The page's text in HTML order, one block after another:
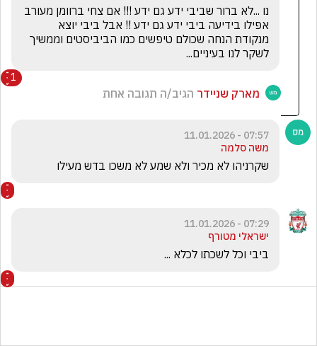
לשקר לנו בעיניים...
1
מארק שניידר הגיב/ה תגובה אחת
07:57 - 11.01.2026
משה סלמה
שקרניהו לא מכיר ולא שמע לא משכו בדש מעילו
07:29 - 11.01.2026
ישראלי מטורף
ביבי וכל לשכתו לכלא ...